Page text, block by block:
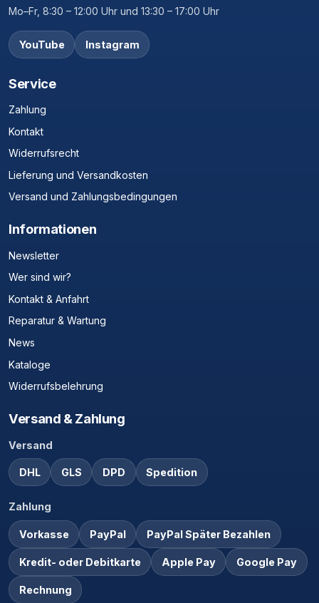
Mo–Fr, 8:30 – 12:00 Uhr und 13:30 – 17:00 Uhr
YouTube Instagram
Service
Zahlung
Kontakt
Widerrufsrecht
Lieferung und Versandkosten
Versand und Zahlungsbedingungen
Informationen
Newsletter
Wer sind wir?
Kontakt & Anfahrt
Reparatur & Wartung
News
Kataloge
Widerrufsbelehrung
Versand & Zahlung
Versand
DHL GLS DPD Spedition
Zahlung
Vorkasse PayPal PayPal Später Bezahlen
Kredit- oder Debitkarte Apple Pay Google Pay
Rechnung